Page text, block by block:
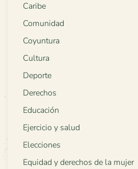
Caribe
Comunidad
Coyuntura
Cultura
Deporte
Derechos
Educación
Ejercicio y salud
Elecciones
Equidad y derechos de la mujer